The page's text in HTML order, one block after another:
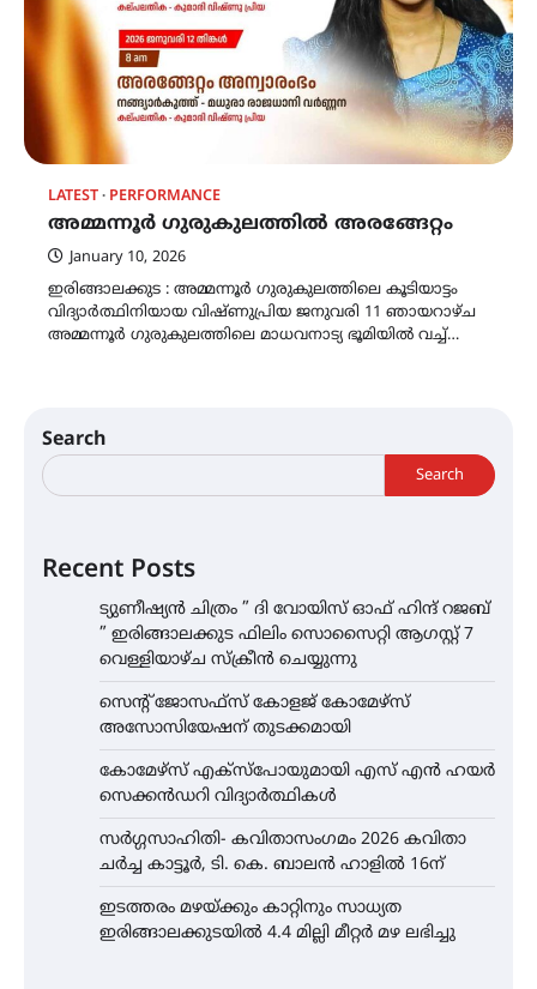
LATEST PERFORMANCE
അമ്മന്നൂർ ഗുരുകുലത്തിൽ അരങ്ങേറ്റം
January 10, 2026
ഇരിങ്ങാലക്കുട : അമ്മന്നൂർ ഗുരുകുലത്തിലെ കൂടിയാട്ടം
വിദ്യാർത്ഥിനിയായ വിഷ്ണുപ്രിയ ജനുവരി 11 ഞായറാഴ്ച
അമ്മന്നൂർ ഗുരുകുലത്തിലെ മാധവനാട്യ ഭൂമിയിൽ വച്ച്…
Search
Search
Recent Posts
ട്യുണീഷ്യൻ ചിത്രം ” ദി വോയിസ് ഓഫ് ഹിന്ദ് റജബ്
” ഇരിങ്ങാലക്കുട ഫിലിം സൊസൈറ്റി ആഗസ്റ്റ് 7
വെള്ളിയാഴ്ച സ്‌ക്രീൻ ചെയ്യുന്നു
സെന്റ് ജോസഫ്സ് കോളജ് കോമേഴ്‌സ്
അസോസിയേഷന് തുടക്കമായി
കോമേഴ്സ് എക്സ്പോയുമായി എസ് എൻ ഹയർ
സെക്കൻഡറി വിദ്യാർത്ഥികൾ
സർഗ്ഗസാഹിതി- കവിതാസംഗമം 2026 കവിതാ
ചർച്ച കാട്ടൂർ, ടി. കെ. ബാലൻ ഹാളിൽ 16ന്
ഇടത്തരം മഴയ്ക്കും കാറ്റിനും സാധ്യത
ഇരിങ്ങാലക്കുടയിൽ 4.4 മില്ലി മീറ്റർ മഴ ലഭിച്ചു